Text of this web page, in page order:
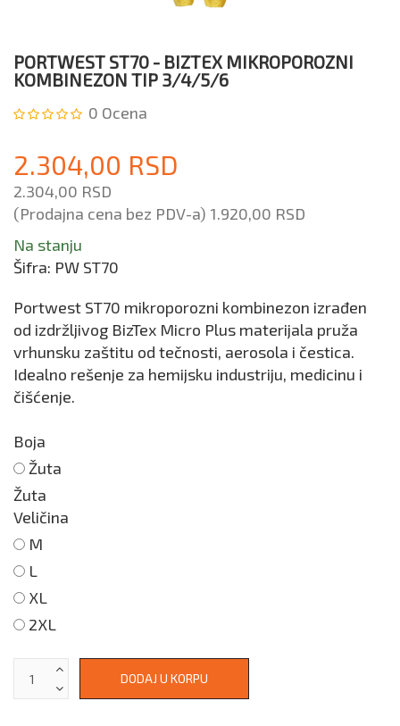
PORTWEST ST70 - BIZTEX MIKROPOROZNI
KOMBINEZON TIP 3/4/5/6
0 Ocena
2.304,00 RSD
2.304,00 RSD
(Prodajna cena bez PDV-a) 1.920,00 RSD
Na stanju
Šifra: PW ST70
Portwest ST70 mikroporozni kombinezon izrađen
od izdržljivog BizTex Micro Plus materijala pruža
vrhunsku zaštitu od tečnosti, aerosola i čestica.
Idealno rešenje za hemijsku industriju, medicinu i
čišćenje.
Boja
Žuta
Žuta
Veličina
M
L
XL
2XL